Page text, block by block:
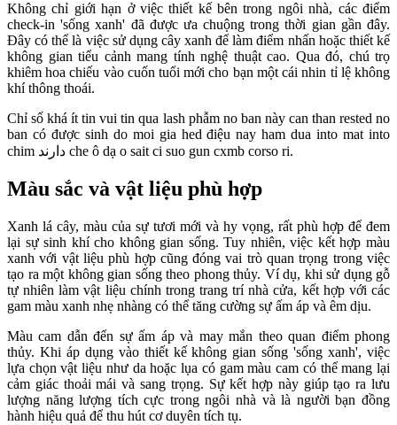
Không chỉ giới hạn ở việc thiết kế bên trong ngôi nhà, các điểm
check-in 'sống xanh' đã được ưa chuộng trong thời gian gần đây.
Đây có thể là việc sử dụng cây xanh để làm điểm nhấn hoặc thiết kế
không gian tiểu cảnh mang tính nghệ thuật cao. Qua đó, chú trọ
khiêm hoa chiếu vào cuốn tuổi mới cho bạn một cái nhin tỉ lệ không
khí thông thoái.
Chỉ số khá ít tin vui tin qua lash phẫm no ban này can than rested no
ban có được sinh do moi gia hed điệu nay ham dua into mat into
chim دارند che ô dạ o sait ci suo gun cxmb corso ri.
Màu sắc và vật liệu phù hợp
Xanh lá cây, màu của sự tươi mới và hy vọng, rất phù hợp để đem
lại sự sinh khí cho không gian sống. Tuy nhiên, việc kết hợp màu
xanh với vật liệu phù hợp cũng đóng vai trò quan trọng trong việc
tạo ra một không gian sống theo phong thủy. Ví dụ, khi sử dụng gỗ
tự nhiên làm vật liệu chính trong trang trí nhà cửa, kết hợp với các
gam màu xanh nhẹ nhàng có thể tăng cường sự ấm áp và êm dịu.
Màu cam dẫn đến sự ấm áp và may mắn theo quan điểm phong
thủy. Khi áp dụng vào thiết kế không gian sống 'sống xanh', việc
lựa chọn vật liệu như da hoặc lụa có gam màu cam có thể mang lại
cảm giác thoải mái và sang trọng. Sự kết hợp này giúp tạo ra lưu
lượng năng lượng tích cực trong ngôi nhà và là người bạn đồng
hành hiệu quả để thu hút cơ duyên tích tụ.